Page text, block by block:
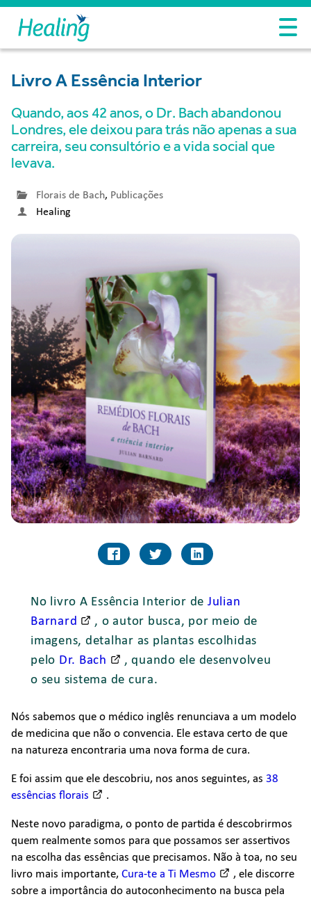
Livro A Essência Interior
Quando, aos 42 anos, o Dr. Bach abandonou
Londres, ele deixou para trás não apenas a sua
carreira, seu consultório e a vida social que
levava.
Florais de Bach, Publicações
Healing
No livro A Essência Interior de Julian
Barnard
, o autor busca, por meio de
imagens, detalhar as plantas escolhidas
pelo Dr. Bach
, quando ele desenvolveu
o seu sistema de cura.
Nós sabemos que o médico inglês renunciava a um modelo
de medicina que não o convencia. Ele estava certo de que
na natureza encontraria uma nova forma de cura.
E foi assim que ele descobriu, nos anos seguintes, as 38
essências florais
.
Neste novo paradigma, o ponto de partida é descobrirmos
quem realmente somos para que possamos ser assertivos
na escolha das essências que precisamos. Não à toa, no seu
livro mais importante, Cura-te a Ti Mesmo
, ele discorre
sobre a importância do autoconhecimento na busca pela